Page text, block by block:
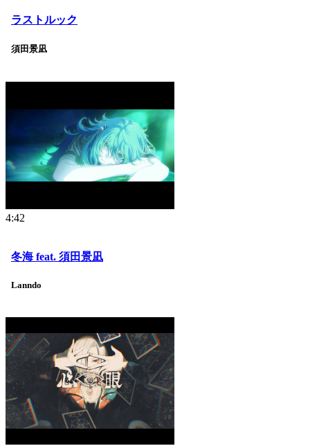
ラストルック
須田景凪
4:42
冬海 feat. 須田景凪
Lanndo